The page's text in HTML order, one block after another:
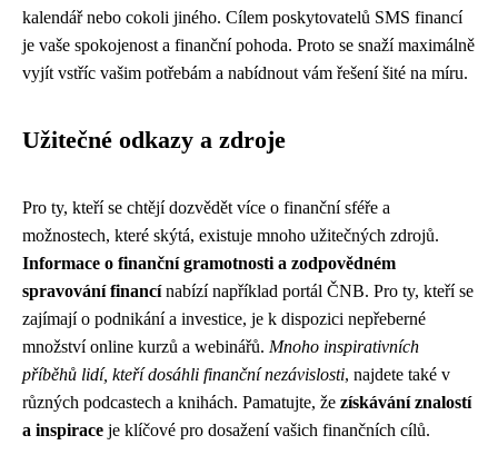
kalendář nebo cokoli jiného. Cílem poskytovatelů SMS financí
je vaše spokojenost a finanční pohoda. Proto se snaží maximálně
vyjít vstříc vašim potřebám a nabídnout vám řešení šité na míru.
Užitečné odkazy a zdroje
Pro ty, kteří se chtějí dozvědět více o finanční sféře a
možnostech, které skýtá, existuje mnoho užitečných zdrojů.
Informace o finanční gramotnosti a zodpovědném
spravování financínabízí například portál ČNB. Pro ty, kteří se
zajímají o podnikání a investice, je k dispozici nepřeberné
množství online kurzů a webinářů. Mnoho inspirativních
příběhů lidí, kteří dosáhli finanční nezávislosti, najdete také v
různých podcastech a knihách. Pamatujte, že získávání znalostí
a inspirace je klíčové pro dosažení vašich finančních cílů.